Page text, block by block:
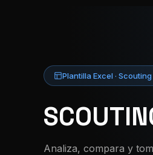
Plantilla Excel ·
Analiza, compara y